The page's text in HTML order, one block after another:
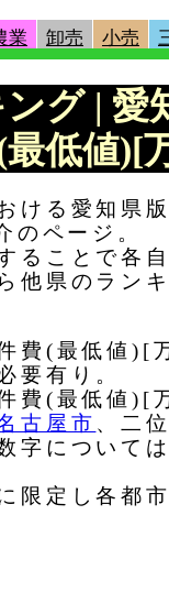
業 卸売 小売
グ | 愛
低値)[
ける愛知県
のページ。
ることで各
他県のラン
費(最低値)[
要有り。
費(最低値)[
古屋市 、二
字について
限定し各都